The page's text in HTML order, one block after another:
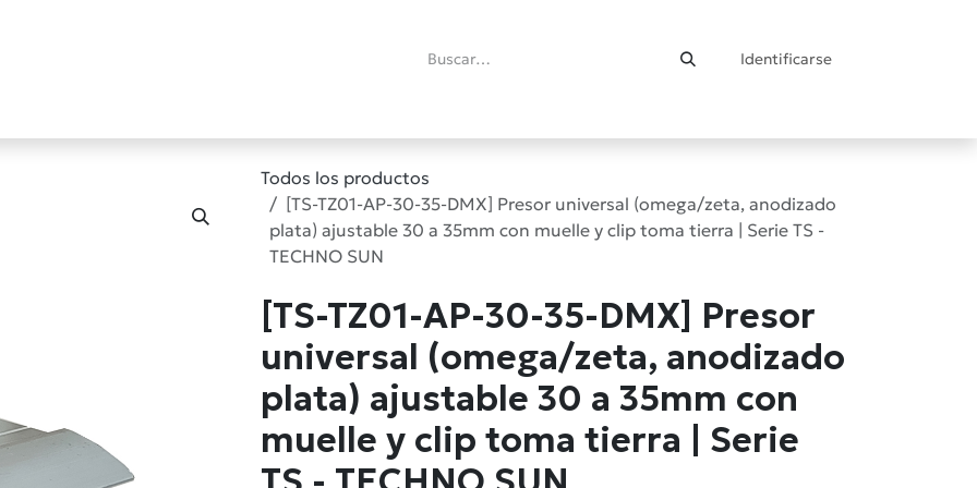
Identificarse
Todos los productos
[TS-TZ01-AP-30-35-DMX] Presor universal (omega/zeta, anodizado
plata) ajustable 30 a 35mm con muelle y clip toma tierra | Serie TS -
TECHNO SUN
[TS-TZ01-AP-30-35-DMX] Presor
universal (omega/zeta, anodizado
plata) ajustable 30 a 35mm con
muelle y clip toma tierra | Serie